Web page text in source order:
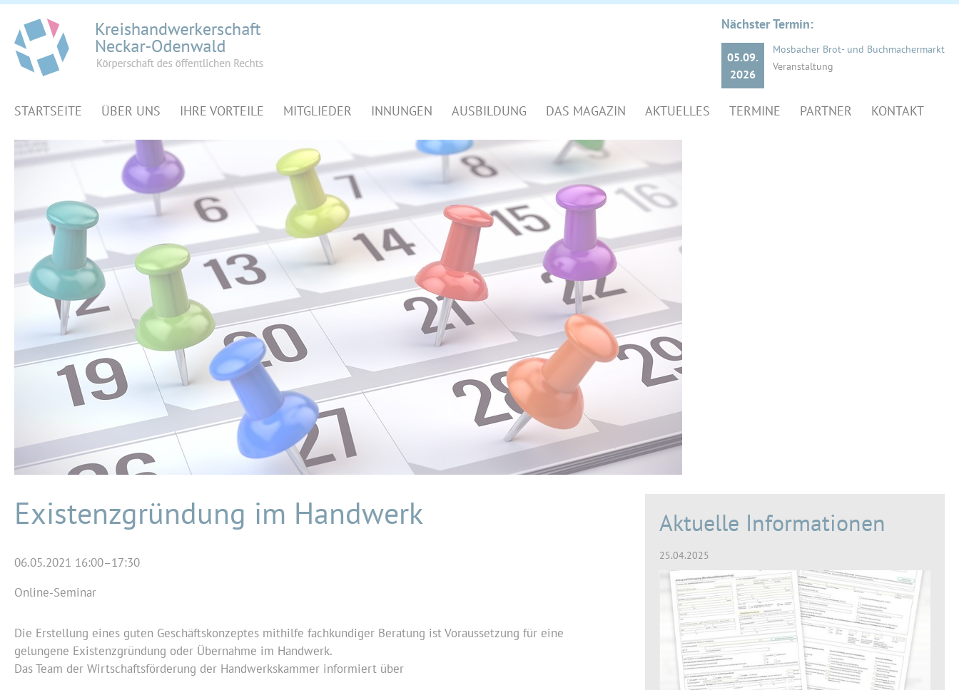
STARTSEITE ÜBER UNS IHRE VORTEILE MITGLIEDER INNUNGEN AUSBILDUNG DAS MAGAZIN AKTUELLES TERMINE PARTNER KONTAKT
Nächster Termin:
05.09.
2026
Mosbacher Brot- und Buchmachermarkt
Veranstaltung
Existenzgründung im Handwerk
06.05.2021 16:00–17:30
Online-Seminar
Die Erstellung eines guten Geschäftskonzeptes mithilfe fachkundiger Beratung ist Voraussetzung für eine
gelungene Existenzgründung oder Übernahme im Handwerk.
Das Team der Wirtschaftsförderung der Handwerkskammer informiert über
Aktuelle Informationen
25.04.2025